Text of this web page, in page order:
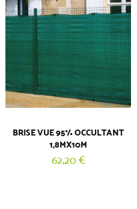
BRISE VUE 95% OCCULTANT
1,8MX10M
62,20 €